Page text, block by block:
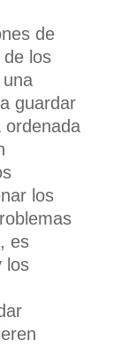
de
de los
guardar
ordenada
los
es
los